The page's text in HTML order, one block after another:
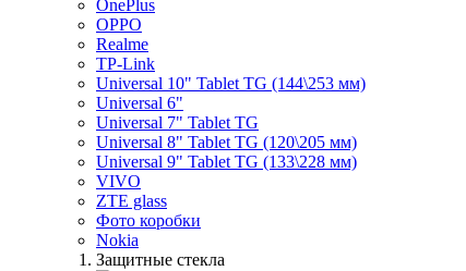
OnePlus
OPPO
Realme
TP-Link
Universal 10" Tablet TG (144\253 мм)
Universal 6"
Universal 7" Tablet TG
Universal 8" Tablet TG (120\205 мм)
Universal 9" Tablet TG (133\228 мм)
VIVO
ZTE glass
Фото коробки
Nokia
Защитные стекла